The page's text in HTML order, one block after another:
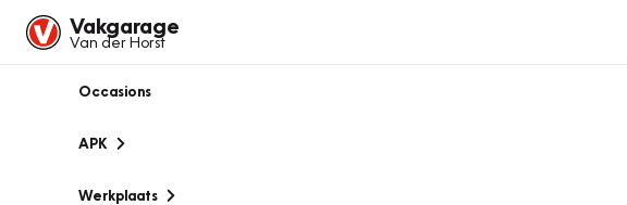
Vakgarage
Van der Horst
Occasions
APK
Werkplaats